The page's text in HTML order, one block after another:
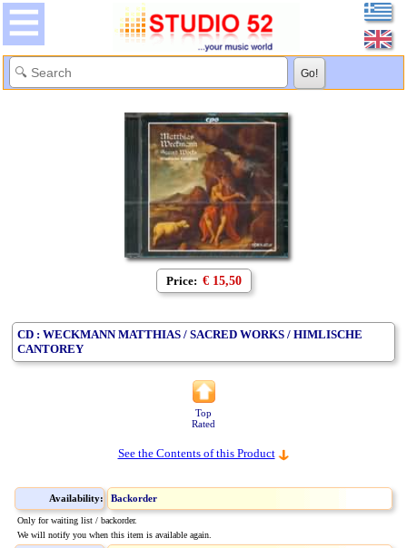
Price: € 15,50
CD : WECKMANN MATTHIAS / SACRED WORKS / HIMLISCHE
CANTOREY
Top
Rated
See the Contents of this Product
Availability: Backorder
Only for waiting list / backorder.
We will notify you when this item is available again.